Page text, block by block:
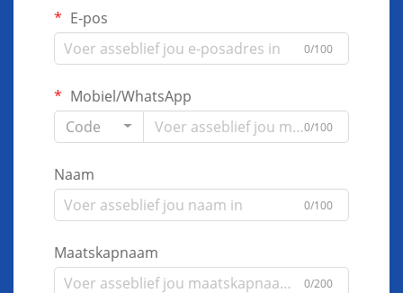
E-pos
0/100
Mobiel/WhatsApp
Code
0/100
Naam
0/100
Maatskapnaam
0/200